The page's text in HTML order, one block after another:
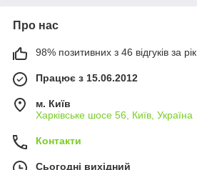
Про нас
98% позитивних з 46 відгуків за рік
Працює з 15.06.2012
м. Київ
Харківське шосе 56, Київ, Україна
Контакти
Сьогодні вихідний